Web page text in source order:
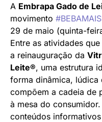
A Embrapa Gado de
movimento
29 de maio (quinta-
Entre as atividades
a reinauguração da
Leite®️, uma estrutura
forma dinâmica,
compõem a cadeia de
à mesa do
conteúdos